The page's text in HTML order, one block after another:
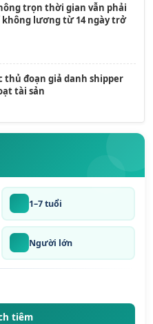
trọn thời gian vẫn phải
không lương từ 14 ngày trở
thủ đoạn giả danh shipper
tài sản
1–7 tuổi
Người lớn
tiêm